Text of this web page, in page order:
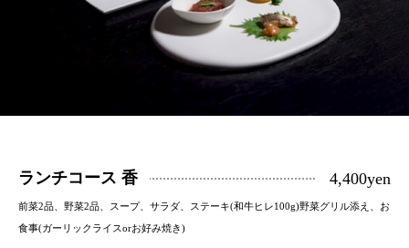
ランチコース 香 4,400yen
前菜2品、野菜2品、スープ、サラダ、ステーキ(和牛ヒレ100g)野菜グリル添え、お
食事(ガーリックライスorお好み焼き)